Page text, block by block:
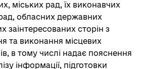
міських рад, їх виконавчих
обласних державних
заінтересованих сторін з
та виконання місцевих
в тому числі надає пояснення
інформації, підготовки